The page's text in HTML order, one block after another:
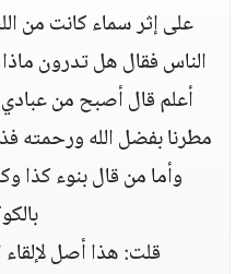
على إثر سماء كانت من
الناس فقال هل تدرون ماذا
أعلم قال أصبح من
مطرنا بفضل الله ورحمته
وأما من قال بنوء كذا
قلت: هذا أصل